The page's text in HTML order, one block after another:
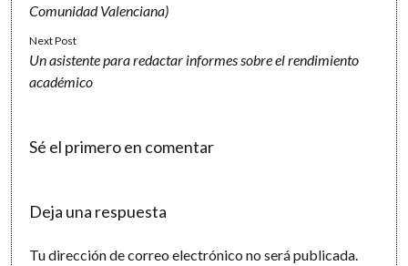
Comunidad Valenciana)
Next Post
Un asistente para redactar informes sobre el rendimiento
académico
Sé el primero en comentar
Deja una respuesta
Tu dirección de correo electrónico no será publicada.